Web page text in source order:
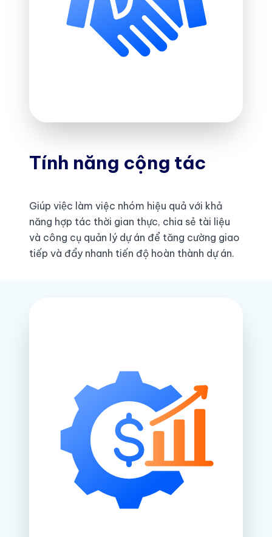
Tính năng cộng tác
Giúp việc làm việc nhóm hiệu quả với khả
năng hợp tác thời gian thực, chia sẻ tài liệu
và công cụ quản lý dự án để tăng cường giao
tiếp và đẩy nhanh tiến độ hoàn thành dự án.